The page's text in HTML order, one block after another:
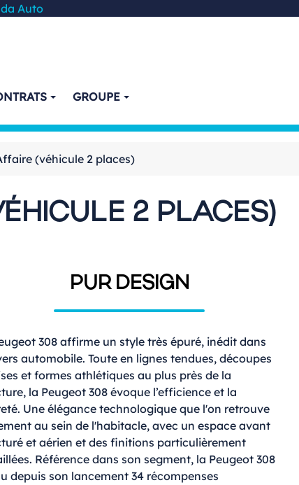
Auto
GROUPE
(véhicule 2 places)
2 PLACES)
PUR DESIGN
308 affirme un style très épuré, inédit dans
automobile. Toute en lignes tendues, découpes
et formes athlétiques au plus près de la
la Peugeot 308 évoque l’efficience et la
Une élégance technologique que l'on retrouve
au sein de l'habitacle, avec un espace avant
et aérien et des finitions particulièrement
Référence dans son segment, la Peugeot 308
depuis son lancement 34 récompenses